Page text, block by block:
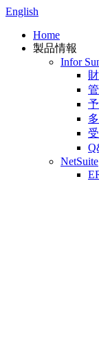
English
Home
製品情報
Infor
NetSuite